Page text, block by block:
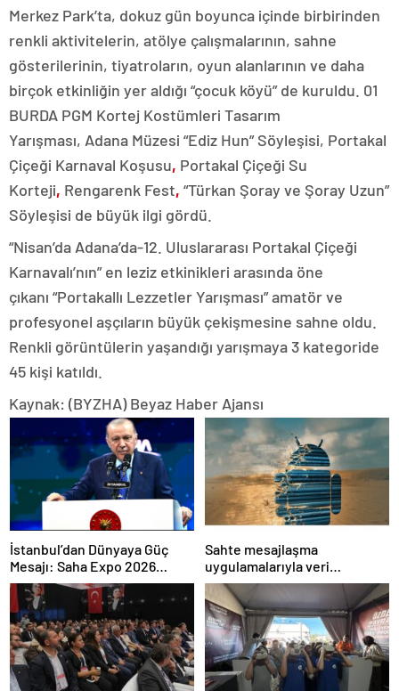
Merkez Park’ta, dokuz gün boyunca içinde birbirinden
renkli aktivitelerin, atölye çalışmalarının, sahne
gösterilerinin, tiyatroların, oyun alanlarının ve daha
birçok etkinliğin yer aldığı “çocuk köyü” de kuruldu. 01
BURDA PGM Kortej Kostümleri Tasarım
Yarışması, Adana Müzesi “Ediz Hun” Söyleşisi, Portakal
Çiçeği Karnaval Koşusu, Portakal Çiçeği Su
Korteji, Rengarenk Fest, “Türkan Şoray ve Şoray Uzun”
Söyleşisi de büyük ilgi gördü.
“Nisan’da Adana’da-12. Uluslararası Portakal Çiçeği
Karnavalı’nın” en leziz etkinikleri arasında öne
çıkanı “Portakallı Lezzetler Yarışması” amatör ve
profesyonel aşçıların büyük çekişmesine sahne oldu.
Renkli görüntülerin yaşandığı yarışmaya 3 kategoride
45 kişi katıldı.
Kaynak: (BYZHA) Beyaz Haber Ajansı
İstanbul’dan Dünyaya Güç
Mesajı: Saha Expo 2026
Rekorlarla Kapılarını Kapattı
Sahte mesajlaşma
uygulamalarıyla veri
sızdırıyorlar- Haber Şafak